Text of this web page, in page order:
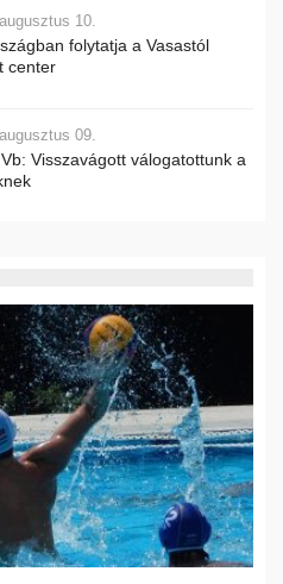
10.
folytatja a Vasastól
center
09.
Visszavágott válogatottunk a